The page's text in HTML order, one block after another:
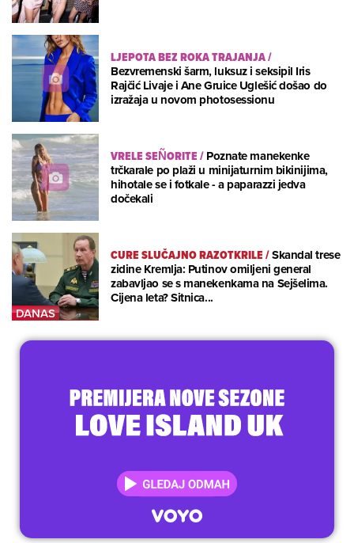
LJEPOTA BEZ ROKA TRAJANJA/
Bezvremenski šarm, luksuz i seksipil Iris
Rajčić Livaje i Ane Gruice Uglešić došao do
izražaja u novom photosessionu
VRELE SEÑORITE/Poznate manekenke
trčkarale po plaži u minijaturnim bikinijima,
hihotale se i fotkale - a paparazzi jedva
dočekali
CURE SLUČAJNO RAZOTKRILE/Skandal trese
zidine Kremlja: Putinov omiljeni general
zabavljao se s manekenkama na Sejšelima.
Cijena leta? Sitnica...